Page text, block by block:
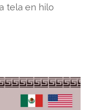
tela en hilo